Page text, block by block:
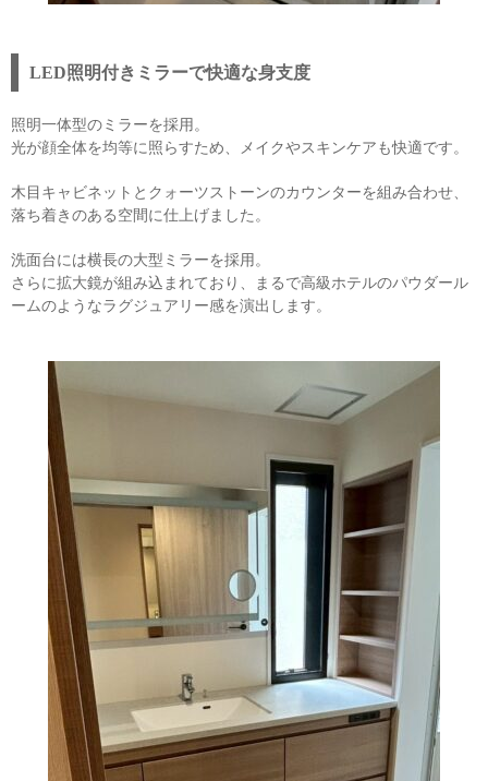
LED照明付きミラーで快適な身支度
照明一体型のミラーを採用。
光が顔全体を均等に照らすため、メイクやスキンケアも快適です。
木目キャビネットとクォーツストーンのカウンターを組み合わせ、
落ち着きのある空間に仕上げました。
洗面台には横長の大型ミラーを採用。
さらに拡大鏡が組み込まれており、まるで高級ホテルのパウダール
ームのようなラグジュアリー感を演出します。